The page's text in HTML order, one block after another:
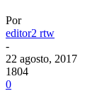
Por
editor2 rtw
-
22 agosto, 2017
1804
0